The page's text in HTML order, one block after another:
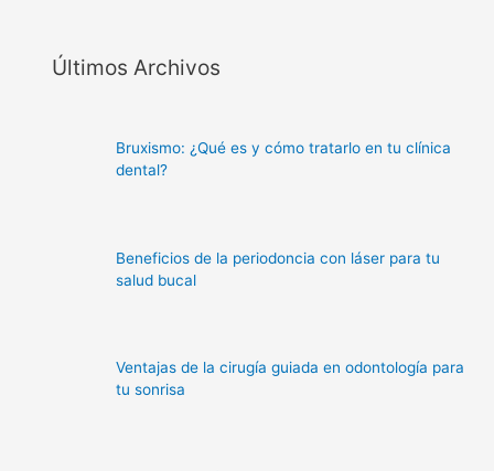
Últimos Archivos
Bruxismo: ¿Qué es y cómo tratarlo en tu clínica
dental?
Beneficios de la periodoncia con láser para tu
salud bucal
Ventajas de la cirugía guiada en odontología para
tu sonrisa